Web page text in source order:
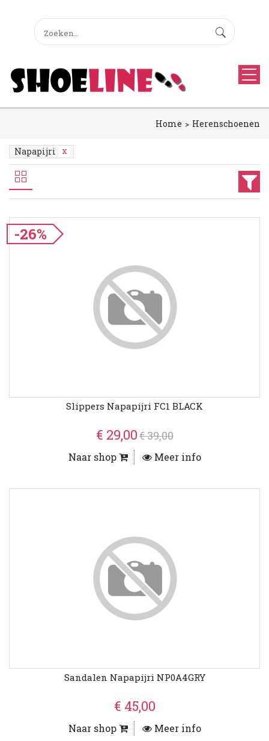
Home Herenschoenen
Napapijri
-26%
Slippers Napapijri FC1 BLACK
€ 29,00€ 39,00
Naar shop Meer info
Sandalen Napapijri NP0A4GRY
€ 45,00
Naar shop Meer info